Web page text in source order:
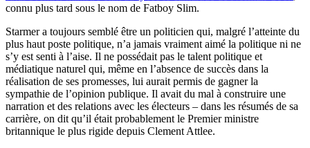
connu plus tard sous le nom de Fatboy Slim.
Starmer a toujours semblé être un politicien qui, malgré l’atteinte du
plus haut poste politique, n’a jamais vraiment aimé la politique ni ne
s’y est senti à l’aise. Il ne possédait pas le talent politique et
médiatique naturel qui, même en l’absence de succès dans la
réalisation de ses promesses, lui aurait permis de gagner la
sympathie de l’opinion publique. Il avait du mal à construire une
narration et des relations avec les électeurs – dans les résumés de sa
carrière, on dit qu’il était probablement le Premier ministre
britannique le plus rigide depuis Clement Attlee.